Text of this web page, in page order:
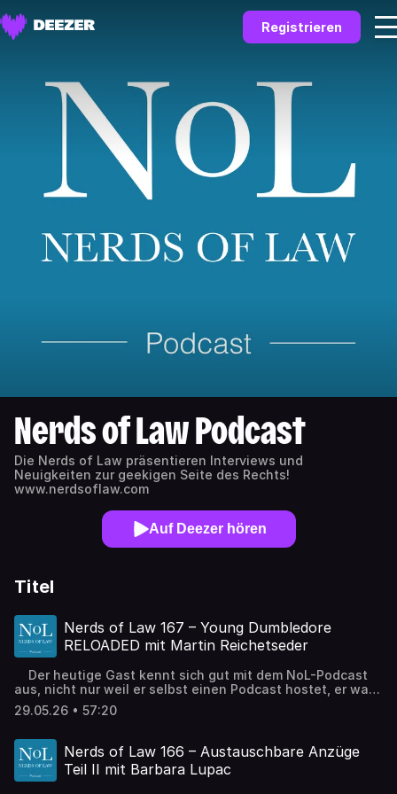
Registrieren
Nerds of Law Podcast
Die Nerds of Law präsentieren Interviews und
Neuigkeiten zur geekigen Seite des Rechts!
www.nerdsoflaw.com
Auf Deezer hören
Titel
Nerds of Law 167 – Young Dumbledore
RELOADED mit Martin Reichetseder
aus, nicht nur weil er selbst einen Podcast hostet, er war
auch bereits zu Gast bei den Nerds. Daher wird natürlich
gleich Harry Potter angesprochen. Und auch sonst ist es
Beziehung bzw Beziehungsarbeit zwischen
Rechtsabteilungen/Mandant:innen und
Rechtsanwält:innen aussehen sollte. LinkedIn:
29.05.26 • 57:20
Nerds of Law 166 – Austauschbare Anzüge
Teil II mit Barbara Lupac